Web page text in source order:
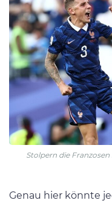
Stolpern die
Genau hier könnte